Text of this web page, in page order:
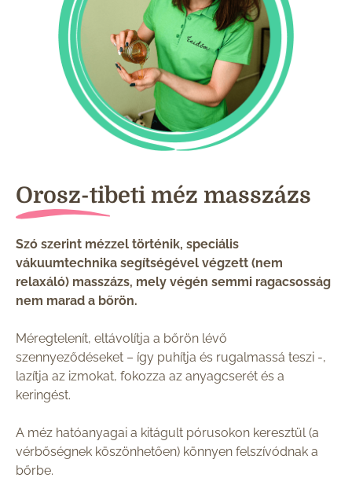
Orosz-tibeti méz masszázs
Szó szerint mézzel történik, speciális
vákuumtechnika segítségével végzett (nem
relaxáló) masszázs, mely végén semmi ragacsosság
nem marad a bőrön.
Méregtelenít, eltávolítja a bőrön lévő
szennyeződéseket – így puhítja és rugalmassá teszi -,
lazítja az izmokat, fokozza az anyagcserét és a
keringést.
A méz hatóanyagai a kitágult pórusokon keresztül (a
vérbőségnek köszönhetően) könnyen felszívódnak a
bőrbe.